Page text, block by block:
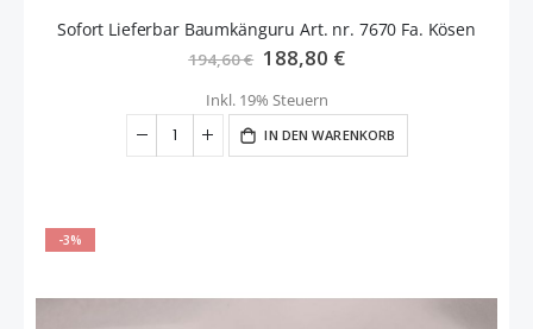
Sofort Lieferbar Baumkänguru Art. nr. 7670 Fa. Kösen
194,60 € Sonderangebot
188,80 €
Inkl. 19% Steuern
IN DEN WARENKORB
-3%